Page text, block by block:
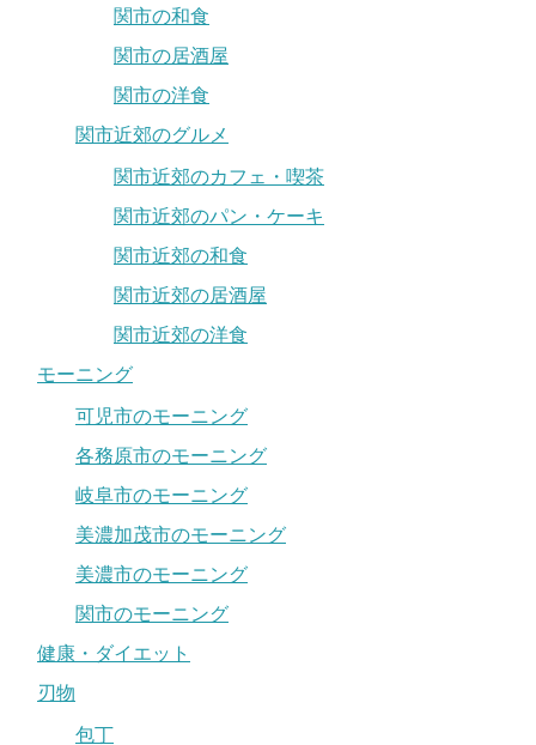
関市の和食
関市の居酒屋
関市の洋食
関市近郊のグルメ
関市近郊のカフェ・喫茶
関市近郊のパン・ケーキ
関市近郊の和食
関市近郊の居酒屋
関市近郊の洋食
モーニング
可児市のモーニング
各務原市のモーニング
岐阜市のモーニング
美濃加茂市のモーニング
美濃市のモーニング
関市のモーニング
健康・ダイエット
刃物
包丁